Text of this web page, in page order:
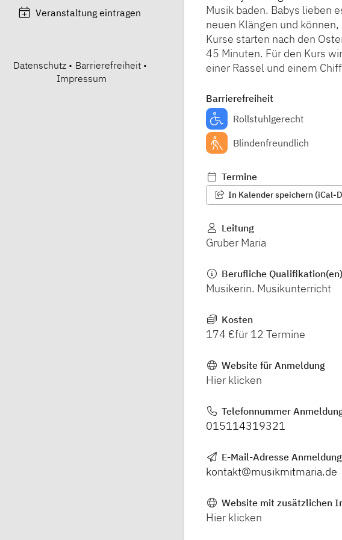
Veranstaltung eintragen
Datenschutz • Barrierefreiheit •
Impressum
Musik baden. Babys lieben
neuen Klängen und
Kurse starten nach den
45 Minuten. Für den Kurs
einer Rassel und einem
Barrierefreiheit
Rollstuhlgerecht
Blindenfreundlich
Termine
In Kalender speichern (iCal-
Leitung
Gruber Maria
Berufliche
Musikerin. Musikunterricht
Kosten
174 €für 12 Termine
Website für Anmeldung
Hier klicken
Telefonnummer
015114319321
E-Mail-Adresse Anmeldung
kontakt@musikmitmaria.de
Website mit zusätzlichen
Hier klicken